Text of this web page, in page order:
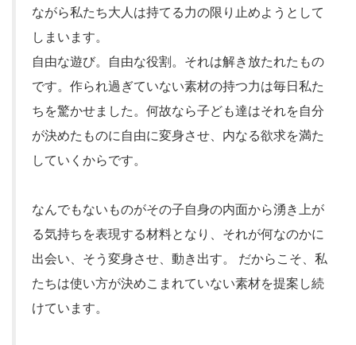
ながら私たち大人は持てる力の限り止めようとして
しまいます。
自由な遊び。自由な役割。それは解き放たれたもの
です。作られ過ぎていない素材の持つ力は毎日私た
ちを驚かせました。何故なら子ども達はそれを自分
が決めたものに自由に変身させ、内なる欲求を満た
していくからです。
なんでもないものがその子自身の内面から湧き上が
る気持ちを表現する材料となり、それが何なのかに
出会い、そう変身させ、動き出す。 だからこそ、私
たちは使い方が決めこまれていない素材を提案し続
けています。